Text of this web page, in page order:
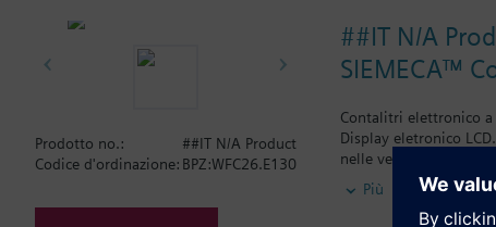
##IT N/A
SIEMECA™
Contalitri elettronico
Display eletronico
nelle versioni sia split
Portate nominali di
Più
Prodotto no.:
##IT N/A Product
Codice d'ordinazione: BPZ:WFC26.E130